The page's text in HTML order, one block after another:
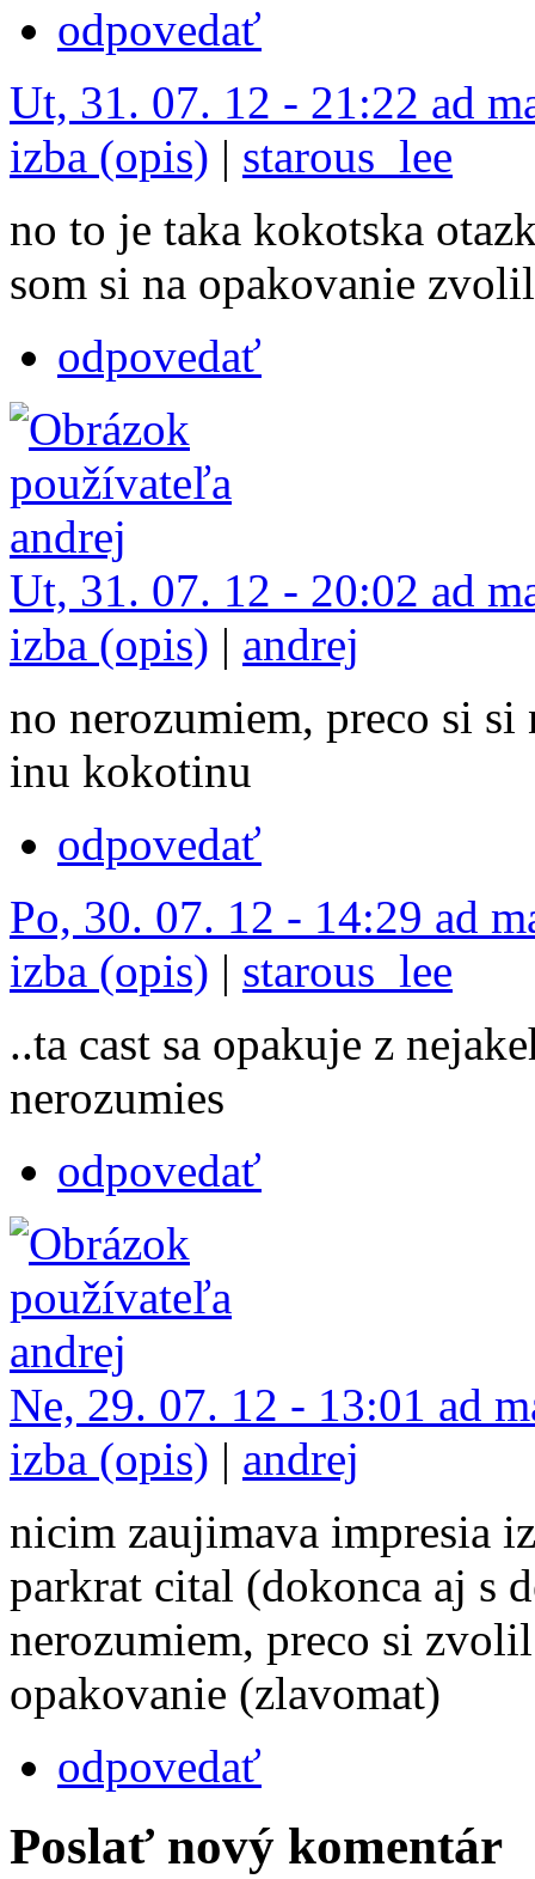
odpovedať
Ut, 31. 07. 12 - 21:22 ad
izba (opis) | starous_lee
no to je taka kokotska
som si na opakovanie
odpovedať
Ut, 31. 07. 12 - 20:02 ad
izba (opis) | andrej
no nerozumiem, preco si
inu kokotinu
odpovedať
Po, 30. 07. 12 - 14:29 ad
izba (opis) | starous_lee
..ta cast sa opakuje z
nerozumies
odpovedať
Ne, 29. 07. 12 - 13:01 ad
izba (opis) | andrej
nicim zaujimava impresia
parkrat cital (dokonca aj s
nerozumiem, preco si
opakovanie (zlavomat)
odpovedať
Poslať nový komentár